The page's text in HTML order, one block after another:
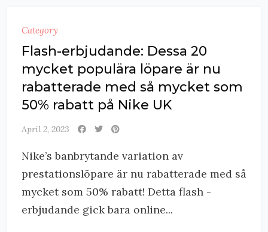
Category
Flash-erbjudande: Dessa 20
mycket populära löpare är nu
rabatterade med så mycket som
50% rabatt på Nike UK
April 2, 2023
Nike’s banbrytande variation av
prestationslöpare är nu rabatterade med så
mycket som 50% rabatt! Detta flash -
erbjudande gick bara online...